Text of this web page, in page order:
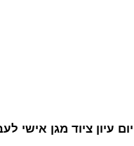
יום עיון ציוד מגן אישי